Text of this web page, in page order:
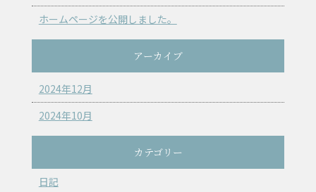
ホームページを公開しました。
アーカイブ
2024年12月
2024年10月
カテゴリー
日記